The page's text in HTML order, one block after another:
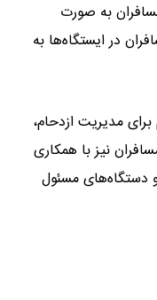
به صورت
در ایستگاه‌ها به
برای مدیریت ازدحام،
نیز با همکاری
دستگاه‌های مسئول